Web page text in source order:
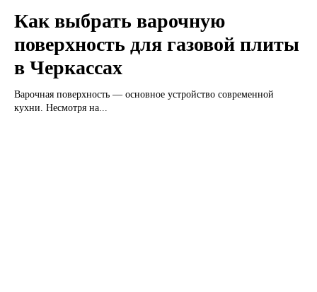
Как выбрать варочную
поверхность для газовой плиты
в Черкассах
Варочная поверхность — основное устройство современной
кухни. Несмотря на...